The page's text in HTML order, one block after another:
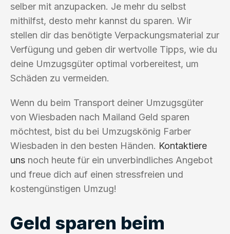
selber mit anzupacken. Je mehr du selbst
mithilfst, desto mehr kannst du sparen. Wir
stellen dir das benötigte Verpackungsmaterial zur
Verfügung und geben dir wertvolle Tipps, wie du
deine Umzugsgüter optimal vorbereitest, um
Schäden zu vermeiden.
Wenn du beim Transport deiner Umzugsgüter
von Wiesbaden nach Mailand Geld sparen
möchtest, bist du bei Umzugskönig Farber
Wiesbaden in den besten Händen. Kontaktiere
uns noch heute für ein unverbindliches Angebot
und freue dich auf einen stressfreien und
kostengünstigen Umzug!
Geld sparen beim